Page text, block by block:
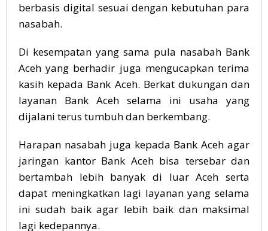
berbasis digital sesuai dengan kebutuhan para
nasabah.
Di kesempatan yang sama pula nasabah Bank
Aceh yang berhadir juga mengucapkan terima
kasih kepada Bank Aceh. Berkat dukungan dan
layanan Bank Aceh selama ini usaha yang
dijalani terus tumbuh dan berkembang.
Harapan nasabah juga kepada Bank Aceh agar
jaringan kantor Bank Aceh bisa tersebar dan
bertambah lebih banyak di luar Aceh serta
dapat meningkatkan lagi layanan yang selama
ini sudah baik agar lebih baik dan maksimal
lagi kedepannya.